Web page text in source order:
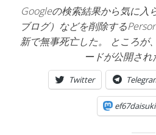
Googleの検索結果から気に入
ブログ）などを削除する
新で無事死亡した。 ところが
ードが公開さ
Twitter